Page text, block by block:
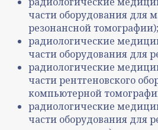
части оборудования для
резонансной томографии);
радиологические
части оборудования для
радиологические
части рентгеновского
компьютерной
радиологические
части оборудования для